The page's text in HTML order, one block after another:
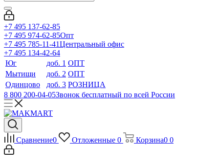
+7 495 137-62-85
+7 495 974-62-85Опт
+7 495 785-11-41Центральный офис
+7 495 134-42-64
Юг
доб. 1 ОПТ
Мытищи
доб. 2 ОПТ
Одинцово
доб. 3 РОЗНИЦА
8 800 200-04-05Звонок бесплатный по всей России
Сравнение0 Отложенные 0 Корзина0 0